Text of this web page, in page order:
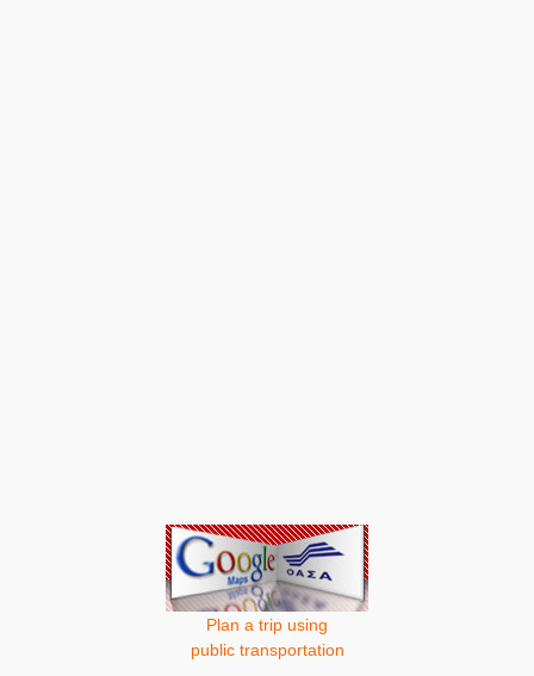
Plan a trip using
public transportation